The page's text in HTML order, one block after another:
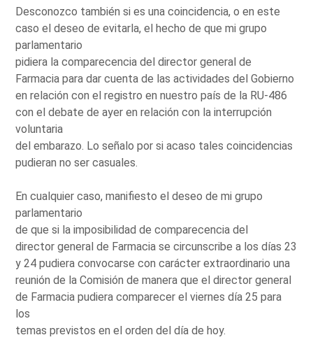
Desconozco también si es una coincidencia, o en este
caso el deseo de evitarla, el hecho de que mi grupo
parlamentario
pidiera la comparecencia del director general de
Farmacia para dar cuenta de las actividades del Gobierno
en relación con el registro en nuestro país de la RU-486
con el debate de ayer en relación con la interrupción
voluntaria
del embarazo. Lo señalo por si acaso tales coincidencias
pudieran no ser casuales.
En cualquier caso, manifiesto el deseo de mi grupo
parlamentario
de que si la imposibilidad de comparecencia del
director general de Farmacia se circunscribe a los días 23
y 24 pudiera convocarse con carácter extraordinario una
reunión de la Comisión de manera que el director general
de Farmacia pudiera comparecer el viernes día 25 para
los
temas previstos en el orden del día de hoy.